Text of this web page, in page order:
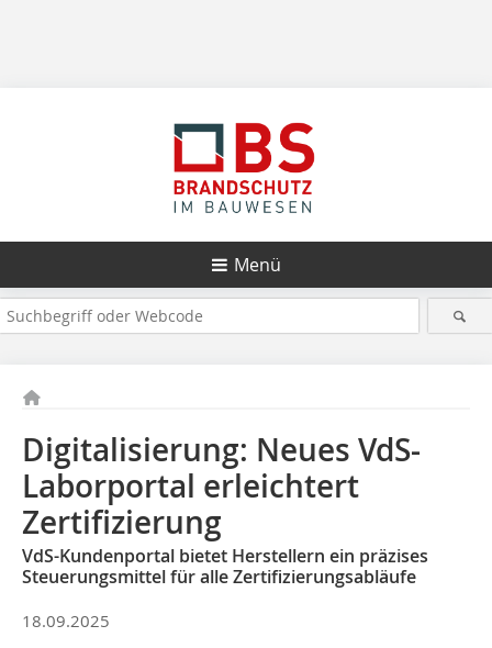
Menü
Digitalisierung: Neues VdS-
Laborportal erleichtert
Zertifizierung
VdS-Kundenportal bietet Herstellern ein präzises
Steuerungsmittel für alle Zertifizierungsabläufe
18.09.2025